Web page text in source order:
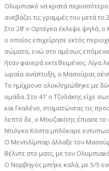
Ολυμπιακό να κρατά
ανεβάζει τις γραμμές του μετά το
Στο 28’ ο Ορτέγκα έκλεψε ψηλά,
ο οποίος επιχείρησε εκτός
σώματα, ενώ στο αμέσως
ήταν φανερά εκτεθειμένος. Λίγα
ωραία ανάπτυξη, ο Μασούρας
Το ημίχρονο ολοκληρώθηκε με
ομάδα. Στο 41’ ο Τζολάκης είχε
και Γκαλένο, σταματώντας τις
λεπτό δε, ο Μουζακίτης έπιασε
Ντιόγκο Κόστα μπλόκαρε
Ο Μεντιλίμπαρ άλλαξε τον
Βέλντε στο ματς, με τον
Ο Νορβηγός μπήκε καλά, με 5/5